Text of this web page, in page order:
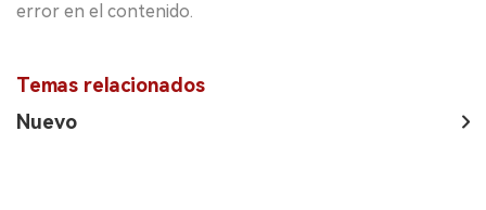
error en el contenido.
Temas relacionados
Nuevo